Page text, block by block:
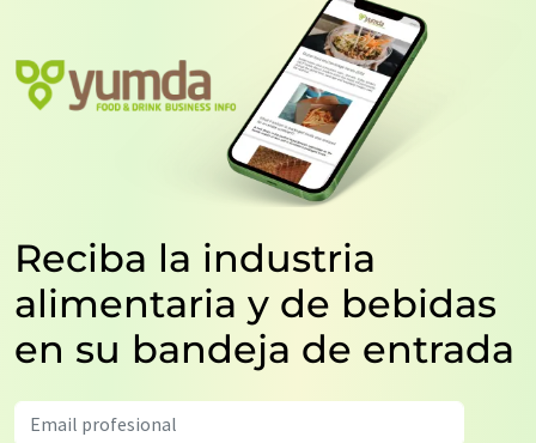
Reciba la industria
alimentaria y de bebidas
en su bandeja de entrada